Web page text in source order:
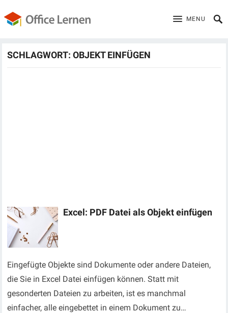
MENU
SCHLAGWORT:OBJEKT EINFÜGEN
Excel: PDF Datei als Objekt einfügen
Eingefügte Objekte sind Dokumente oder andere Dateien,
die Sie in Excel Datei einfügen können. Statt mit
gesonderten Dateien zu arbeiten, ist es manchmal
einfacher, alle eingebettet in einem Dokument zu…